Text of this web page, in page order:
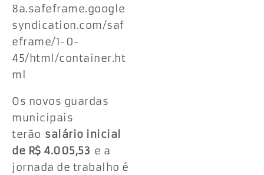
8a.safeframe.google
syndication.com/saf
eframe/1-0-
45/html/container.ht
ml
Os novos guardas
municipais
terão salário inicial
de R$ 4.005,53 e a
jornada de trabalho é